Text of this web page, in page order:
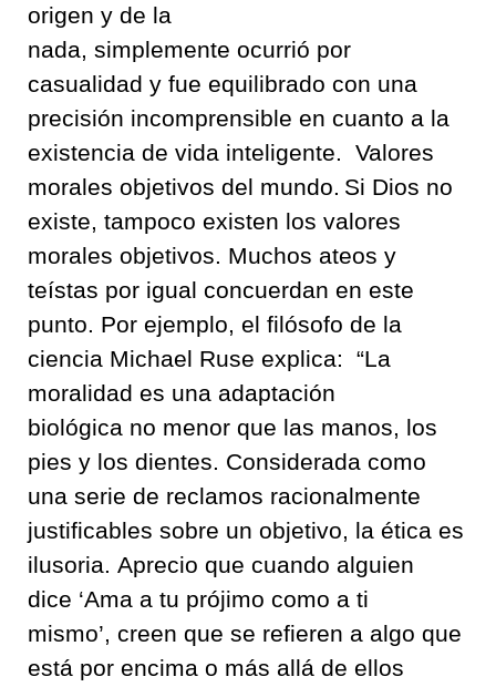
origen y de la
nada
simplemente ocurrió por
casualidad y fue equilibrado con una
precisión incomprensible en cuanto a la
existencia de vida inteligente Valores
morales objetivos del mundo Si Dios no
existe tampoco existen los valores
morales objetivos
Muchos ateos y
teístas por igual concuerdan en este
punto
Por ejemplo el filósofo de la
ciencia Michael Ruse explica: “La
moralidad es una adaptación
biológica no menor que las manos, los
pies y los dientes
Considerada como
una serie de reclamos racionalmente
justificables sobre un objetivo, la ética es
ilusoria. Aprecio que cuando alguien
dice ‘Ama a tu prójimo como a ti
mismo’ creen que se refieren a algo que
está por encima o más allá de ellos